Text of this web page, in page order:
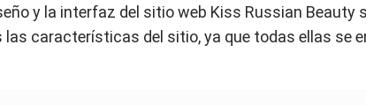
y la interfaz del sitio web Kiss Russian Beauty
características del sitio, ya que todas ellas se